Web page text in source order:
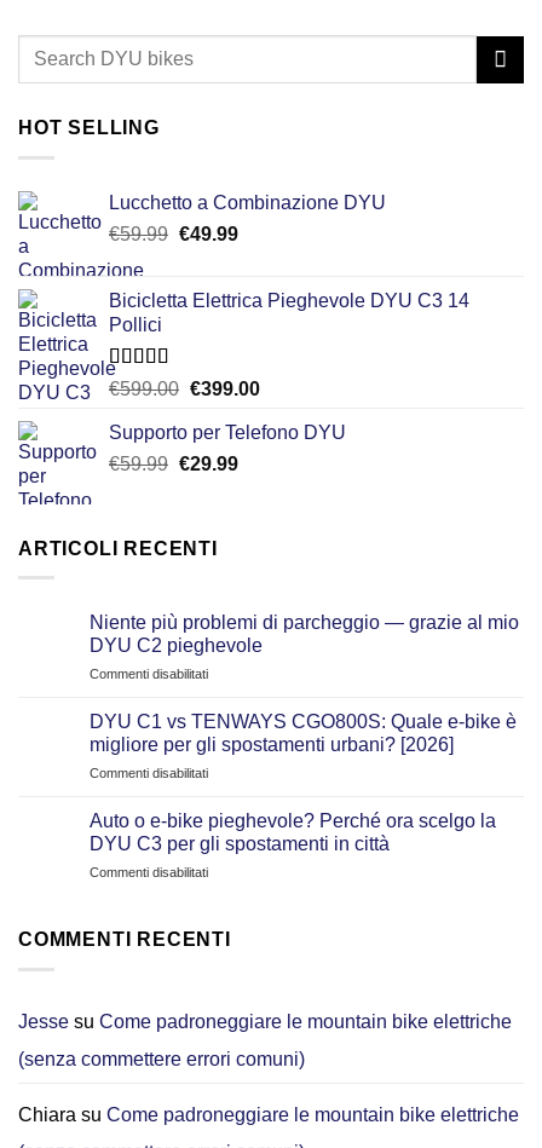
HOT SELLING
Lucchetto a Combinazione DYU
€59.99 Il
era:
€49.99Il
è:
Bicicletta Elettrica Pieghevole DYU C3 14
Pollici
Valutato
€599.00 Il
originale
era:
€399.00Il
attuale
Supporto per Telefono DYU
€59.99 Il
era:
€29.99Il
ARTICOLI RECENTI
Niente più problemi di parcheggio — grazie al mio
DYU C2 pieghevole
Commenti disabilitatisu
più
problemi
di
parcheggio
grazie
al
mio
DYU
DYU C1 vs TENWAYS CGO800S: Quale e‑bike è
migliore per gli spostamenti urbani? [2026]
Commenti disabilitatisu
C1
vs
TENWAYS
CGO800S:
è
spostamenti
[2026]
Auto o e-bike pieghevole? Perché ora scelgo la
DYU C3 per gli spostamenti in città
Commenti disabilitatisu
e-
ora
scelgo
la
per
COMMENTI RECENTI
Jesse su Come padroneggiare le mountain bike elettriche
(senza commettere errori comuni)
Chiara su Come padroneggiare le mountain bike elettriche